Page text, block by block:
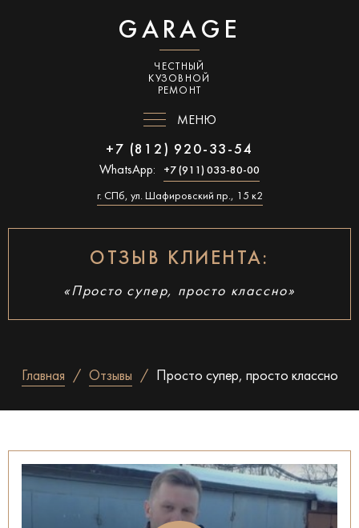
GARAGE
ЧЕСТНЫЙ
КУЗОВНОЙ
РЕМОНТ
МЕНЮ
+7 (812) 920-33-54
WhatsApp: +7 (911) 033-80-00
г. СПб, ул. Шафировский пр., 15 к2
ОТЗЫВ КЛИЕНТА:
«Просто супер, просто классно»
Главная Отзывы Просто супер, просто классно